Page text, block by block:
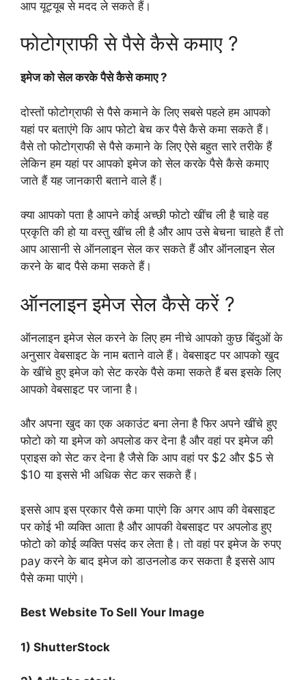
आप यूट्यूब से मदद ले सकते हैं।
फोटोग्राफी से पैसे कैसे कमाए ?
इमेज को सेल करके पैसे कैसे कमाए ?
दोस्तों फोटोग्राफी से पैसे कमाने के लिए सबसे पहले हम आपको
यहां पर बताएंगे कि आप फोटो बेच कर पैसे कैसे कमा सकते हैं।
वैसे तो फोटोग्राफी से पैसे कमाने के लिए ऐसे बहुत सारे तरीके हैं
लेकिन हम यहां पर आपको इमेज को सेल करके पैसे कैसे कमाए
जाते हैं यह जानकारी बताने वाले हैं।
क्या आपको पता है आपने कोई अच्छी फोटो खींच ली है चाहे वह
प्रकृति की हो या वस्तु खींच ली है और आप उसे बेचना चाहते हैं तो
आप आसानी से ऑनलाइन सेल कर सकते हैं और ऑनलाइन सेल
करने के बाद पैसे कमा सकते हैं।
ऑनलाइन इमेज सेल कैसे करें ?
ऑनलाइन इमेज सेल करने के लिए हम नीचे आपको कुछ बिंदुओं के
अनुसार वेबसाइट के नाम बताने वाले हैं। वेबसाइट पर आपको खुद
के खींचे हुए इमेज को सेट करके पैसे कमा सकते हैं बस इसके लिए
आपको वेबसाइट पर जाना है।
और अपना खुद का एक अकाउंट बना लेना है फिर अपने खींचे हुए
फोटो को या इमेज को अपलोड कर देना है और वहां पर इमेज की
प्राइस को सेट कर देना है जैसे कि आप वहां पर $2 और $5 से
$10 या इससे भी अधिक सेट कर सकते हैं।
इससे आप इस प्रकार पैसे कमा पाएंगे कि अगर आप की वेबसाइट
पर कोई भी व्यक्ति आता है और आपकी वेबसाइट पर अपलोड हुए
फोटो को कोई व्यक्ति पसंद कर लेता है। तो वहां पर इमेज के रुपए
pay करने के बाद इमेज को डाउनलोड कर सकता है इससे आप
पैसे कमा पाएंगे।
Best Website To Sell Your Image
1) ShutterStock